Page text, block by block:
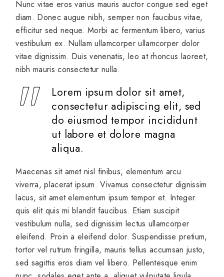
Nunc vitae eros varius mauris auctor congue sed eget
diam. Donec augue nibh, semper non faucibus vitae,
efficitur sed neque. Morbi ac fermentum libero, varius
vestibulum ex. Nullam ullamcorper ullamcorper dolor
vitae dignissim. Duis venenatis, leo at rhoncus laoreet,
nibh mauris consectetur nulla.
Lorem ipsum dolor sit amet,
consectetur adipiscing elit, sed
do eiusmod tempor incididunt
ut labore et dolore magna
aliqua.
Maecenas sit amet nisl finibus, elementum arcu
viverra, placerat ipsum. Vivamus consectetur dignissim
lacus, sit amet elementum ipsum tempor et. Integer
quis elit quis mi blandit faucibus. Etiam suscipit
vestibulum nulla, sed dignissim lectus ullamcorper
eleifend. Proin a eleifend dolor. Suspendisse pretium,
tortor vel rutrum fringilla, mauris tellus accumsan justo,
sed sagittis eros diam vel libero. Pellentesque enim